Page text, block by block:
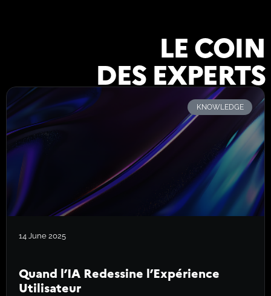
LE COIN
DES EXPERTS
KNOWLEDGE
Quand l’IA Redessine l’Expérience
Utilisateur
14 June 2025